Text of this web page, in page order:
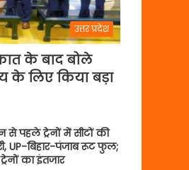
उत्तर प्रदेश
के बाद बोले
के लिए किया बड़ा
से पहले ट्रेनों में सीटों की
UP-बिहार-पंजाब रूट फुल;
का इंतजार